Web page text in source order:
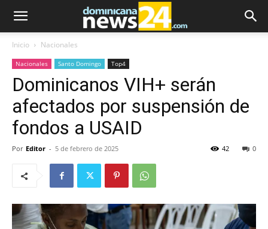
Inicio Nacionales
Nacionales Santo Domingo Top4
Dominicanos VIH+ serán
afectados por suspensión de
fondos a USAID
Por Editor - 5 de febrero de 2025 0
42